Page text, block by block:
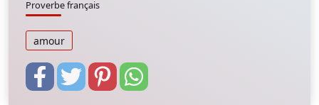
Proverbe français
amour